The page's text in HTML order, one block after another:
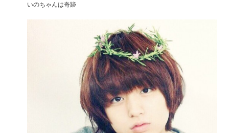
いのちゃんは奇跡